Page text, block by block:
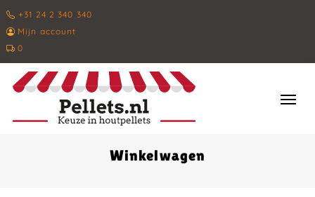
+31 24 2 340 340
Mijn account
0
Winkelwagen